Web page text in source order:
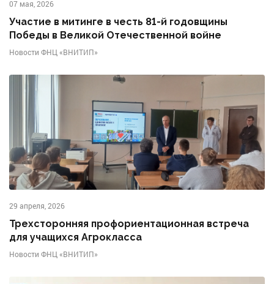
07 мая, 2026
Участие в митинге в честь 81-й годовщины
Победы в Великой Отечественной войне
Новости ФНЦ «ВНИТИП»
29 апреля, 2026
Трехсторонняя профориентационная встреча
для учащихся Агрокласса
Новости ФНЦ «ВНИТИП»